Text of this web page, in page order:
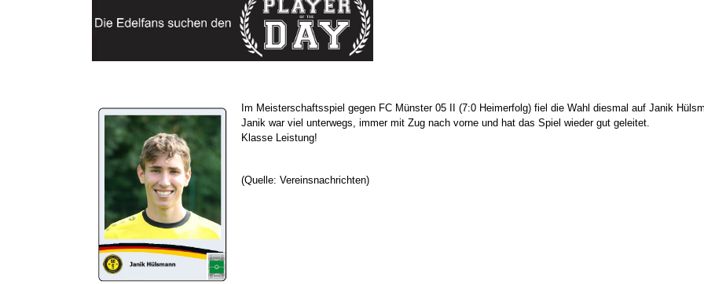
Im Meisterschaftsspiel gegen FC Münster 05 II (7:0 Heimerfolg) fiel die Wahl diesmal auf Janik
Janik war viel unterwegs, immer mit Zug nach vorne und hat das Spiel wieder gut geleitet.
Klasse Leistung!
(Quelle: Vereinsnachrichten)